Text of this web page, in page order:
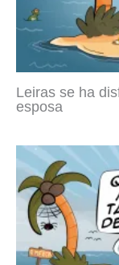
Leiras se ha
esposa